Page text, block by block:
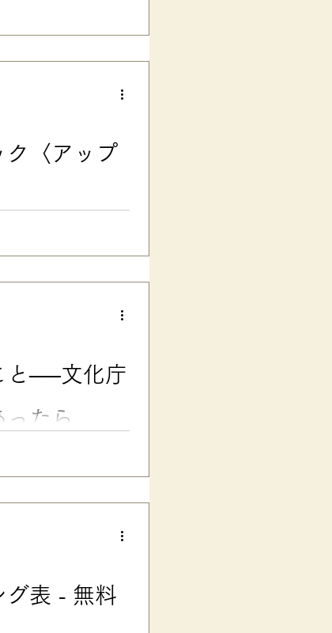
悩みの、ママ・パパ・現
という願いを込めた、
のことをわかってほし
いけど、伝え方がわか
践書です。 日本の学校
ク〈アップ
んにちは。楽々かあさ
だきました。 本を買っ
ウンロード できます
小中学校の先生との連
マット です。ポジティ
と──文化庁
ったら……
学習の壁です。 彼には
った」 「学校のテスト
悩みの親子さんに向け
ライ」に厳しかった
グ表 - 無料